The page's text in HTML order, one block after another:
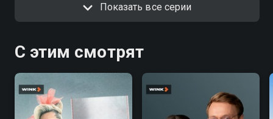
Показать все серии
С этим смотрят